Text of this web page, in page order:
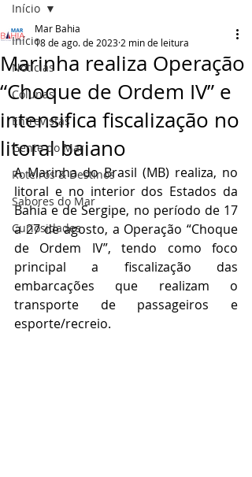
Início
Notícias
Colunas
Entrevistas
Gente do Mar
Roteiros & Destinos
Sabores do Mar
Curiosidades
Início
Marinha realiza Operação
“Choque de Ordem IV” e
intensifica fiscalização no
litoral baiano
Mar Bahia
18 de ago. de 2023 2 min de leitura
A Marinha do Brasil (MB) realiza, no
litoral e no interior dos Estados da
Bahia e de Sergipe, no período de 17
a 27 de agosto, a Operação “Choque
de Ordem IV”, tendo como foco
principal a fiscalização das
embarcações que realizam o
transporte de passageiros e
esporte/recreio.